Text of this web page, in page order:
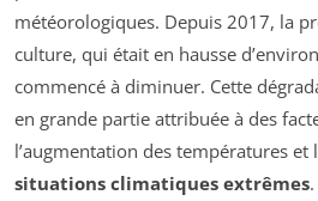
météorologiques. Depuis 2017, la
culture, qui était en hausse
commencé à diminuer. Cette
en grande partie attribuée à des
l’augmentation des températures et
situations climatiques extrêmes